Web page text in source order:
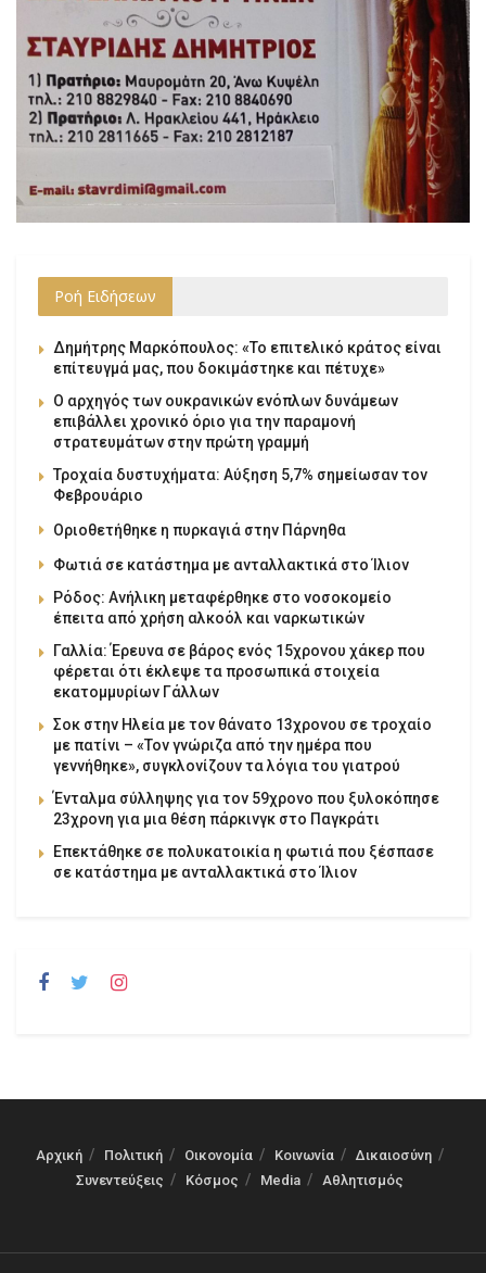
Ροή Ειδήσεων
Δημήτρης Μαρκόπουλος: «Το επιτελικό κράτος είναι
επίτευγμά μας, που δοκιμάστηκε και πέτυχε»
Ο αρχηγός των ουκρανικών ενόπλων δυνάμεων
επιβάλλει χρονικό όριο για την παραμονή
στρατευμάτων στην πρώτη γραμμή
Τροχαία δυστυχήματα: Αύξηση 5,7% σημείωσαν τον
Φεβρουάριο
Οριοθετήθηκε η πυρκαγιά στην Πάρνηθα
Φωτιά σε κατάστημα με ανταλλακτικά στο Ίλιον
Ρόδος: Ανήλικη μεταφέρθηκε στο νοσοκομείο
έπειτα από χρήση αλκοόλ και ναρκωτικών
Γαλλία: Έρευνα σε βάρος ενός 15χρονου χάκερ που
φέρεται ότι έκλεψε τα προσωπικά στοιχεία
εκατομμυρίων Γάλλων
Σοκ στην Ηλεία με τον θάνατο 13χρονου σε τροχαίο
με πατίνι – «Τον γνώριζα από την ημέρα που
γεννήθηκε», συγκλονίζουν τα λόγια του γιατρού
Ένταλμα σύλληψης για τον 59χρονο που ξυλοκόπησε
23χρονη για μια θέση πάρκινγκ στο Παγκράτι
Επεκτάθηκε σε πολυκατοικία η φωτιά που ξέσπασε
σε κατάστημα με ανταλλακτικά στο Ίλιον
Αρχική Πολιτική Οικονομία Κοινωνία
Δικαιοσύνη
Συνεντεύξεις
Κόσμος Media Αθλητισμός